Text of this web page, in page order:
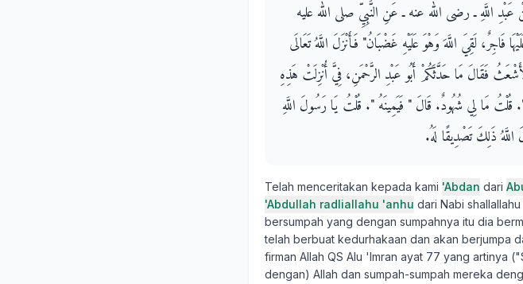
ـ رضى الله عنه ـ عَنِ النَّبِيِّ صلى الله عليه
لَقِيَ اللَّهَ وَهْوَ عَلَيْهِ غَضْبَانُ‏"‏ فَأَنْزَلَ اللَّهُ تَعَالَى
الأَشْعَثُ فَقَالَ مَا حَدَّثَكُمْ أَبُو عَبْدِ الرَّحْمَنِ، فِيَّ أُنْزِلَتْ هَذِهِ
مَا لِي شُهُودٌ‏.‏ قَالَ ‏"‏ فَيَمِينَهُ ‏"‏‏.‏ قُلْتُ يَا رَسُولَ اللَّهِ
اللَّهُ ذَلِكَ تَصْدِيقًا لَهُ‏.‏
Telah menceritakan kepada kami 'Abdan dari
'Abdullah radliallahu 'anhu dari Nabi
bersumpah yang dengan sumpahnya itu dia
telah berbuat kedurhakaan dan akan berjumpa
firman Allah QS Alu 'Imran ayat 77 yang artinya
dengan) Allah dan sumpah-sumpah mereka